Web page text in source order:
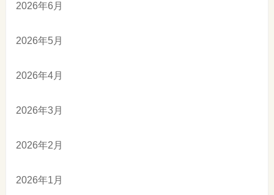
2026年6月
2026年5月
2026年4月
2026年3月
2026年2月
2026年1月